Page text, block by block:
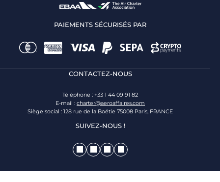
PAIEMENTS SÉCURISÉS PAR
CONTACTEZ-NOUS
Téléphone : +33 1 44 09 91 82
E-mail : charter@aeroaffaires.com
Siège social : 128 rue de la Boétie 75008 Paris, FRANCE
SUIVEZ-NOUS !